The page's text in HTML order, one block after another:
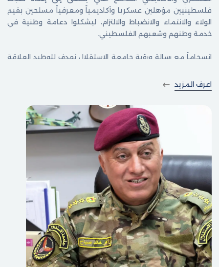
فلسطينيين مؤهلين عسكريا وأكاديمياً ومعرفياً مسلحين بقيم
الولاء والانتماء والانضباط والالتزام، ليشكلوا دعامة وطنية في
خدمة وطنهم وشعبهم الفلسطيني.
انسجاماً مع رسالة ورؤية جامعة الاستقلال نهدف لتوطيد العلاقة
بتكاملية الأدوار ليكون أساساً فعالاً في تحقيق التقدم للارتقاء
بالأداء العام لمنتسبي الأجهزة الأمنية، ورفع مستوى الكفاءة
والمهنية والاحترافية لديهم، بما يلبي احتياجات ومتطلبات
المؤسسة الأمنية الفلسطينية.
مهمتنا إعداد الخطط التدريبية وتدعيم الطلاب والضباط على
مختلف المستويات، مرتكزين على الشراكات المتميزة مع أجهزتنا
الأمنية والدول الشقيقة والدولية التي تضم نخبة من المدربين
المميزين.
نضع كل جهدنا في خدمة أبنائنا الطلبة ونقل الخبرة العسكرية
والتجربة والمعارف اللازمة لهم كونهم وجه الجامعة الخارجي
ونافذته نحو مجتمعنا الفلسطيني في سبيل تنفيذ واجبهم
الوطني والإنساني نحو أبناء شعبهم، من خلال الترجمة الحقيقية
والفعلية لما اكتسبوه على مقاعد الدراسة.
اعرف المزيد